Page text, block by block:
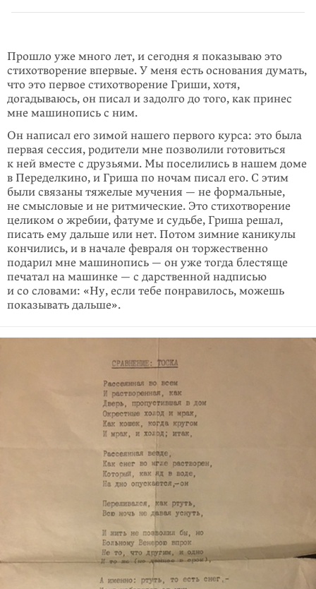
Прошло уже много лет, и сегодня я показываю это
стихотворение впервые. У меня есть основания думать,
что это первое стихотворение Гриши, хотя,
догадываюсь, он писал и задолго до того, как принес
мне машинопись с ним.
Он написал его зимой нашего первого курса: это была
первая сессия, родители мне позволили готовиться
к ней вместе с друзьями. Мы поселились в нашем доме
в Переделкино, и Гриша по ночам писал его. С этим
были связаны тяжелые мучения — не формальные,
не смысловые и не ритмические. Это стихотворение
целиком о жребии, фатуме и судьбе, Гриша решал,
писать ему дальше или нет. Потом зимние каникулы
кончились, и в начале февраля он торжественно
подарил мне машинопись — он уже тогда блестяще
печатал на машинке — с дарственной надписью
и со словами: «Ну, если тебе понра­вилось, можешь
показывать дальше».